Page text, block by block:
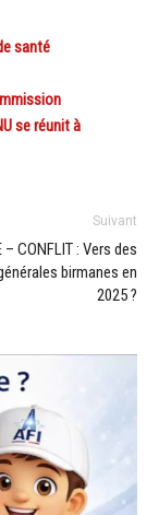
santé
se réunit à
Suivant
– CONFLIT : Vers des
birmanes en
2025 ?